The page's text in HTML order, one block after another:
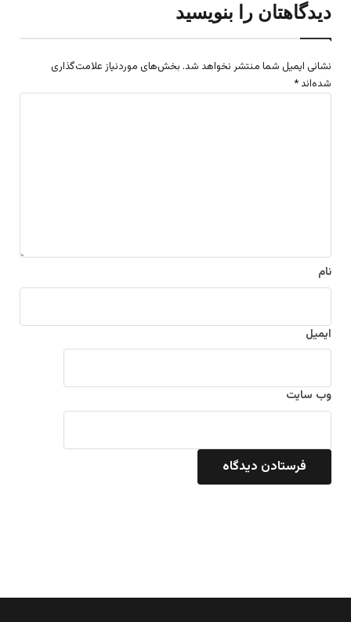
دیدگاهتان را بنویسید
نشانی ایمیل شما منتشر نخواهد شد. بخش‌های موردنیاز علامت‌گذاری
شده‌اند *
نام
ایمیل
وب‌ سایت